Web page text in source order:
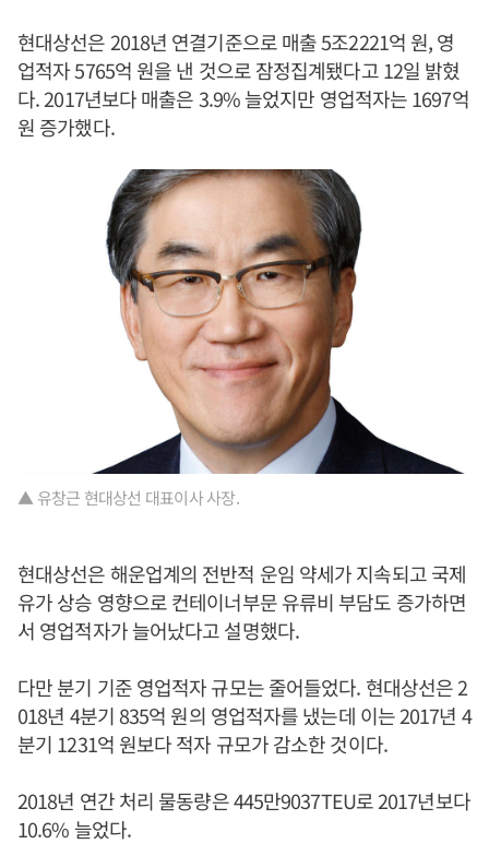
현대상선은 2018년 연결기준으로 매출 5조2221억 원, 영
업적자 5765억 원을 낸 것으로 잠정집계됐다고 12일 밝혔
다. 2017년보다 매출은 3.9% 늘었지만 영업적자는 1697억
원 증가했다.
▲ 유창근 현대상선 대표이사 사장.
현대상선은 해운업계의 전반적 운임 약세가 지속되고 국제
유가 상승 영향으로 컨테이너부문 유류비 부담도 증가하면
서 영업적자가 늘어났다고 설명했다.
다만 분기 기준 영업적자 규모는 줄어들었다. 현대상선은 2
018년 4분기 835억 원의 영업적자를 냈는데 이는 2017년 4
분기 1231억 원보다 적자 규모가 감소한 것이다.
2018년 연간 처리 물동량은 445만9037TEU로 2017년보다
10.6% 늘었다.